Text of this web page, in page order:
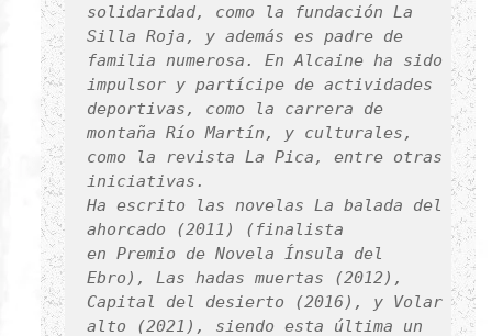
solidaridad, como la fundación La
Silla Roja , y además es padre de
familia numerosa. En Alcaine ha sido
impulsor y partícipe de actividades
deportivas, como la carrera de
montaña Río Martín, y culturales,
como la revista La Pica, entre otras
iniciativas.
Ha escrito las novelas La balada del
ahorcado (2011) (finalista
en Premio de Novela Ínsula del
Ebro), Las hadas muertas (2012),
Capital del desierto (2016), y Volar
alto (2021), siendo esta última un